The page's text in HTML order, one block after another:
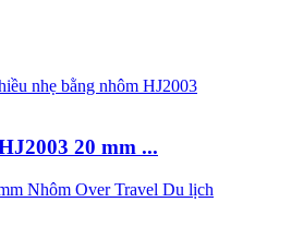
20 mm ...